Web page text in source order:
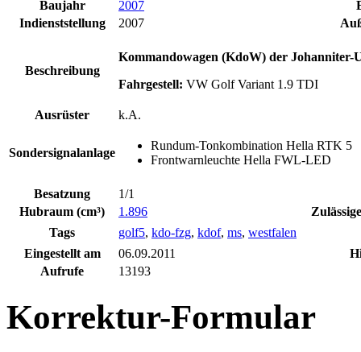
Baujahr
2007
Indienststellung
2007
Beschreibung
Kommandowagen (KdoW) der Johanniter-
Fahrgestell: VW Golf Variant 1.9 TDI
Ausrüster k.A.
Sondersignalanlage
Rundum-Tonkombination Hella RTK 5
Frontwarnleuchte Hella FWL-LED
Besatzung
1/1
Hubraum (cm³)
1.896
Tags
golf5, kdo-fzg, kdof, ms, westfalen
Eingestellt am
06.09.2011
Aufrufe
13193
Korrektur-Formular